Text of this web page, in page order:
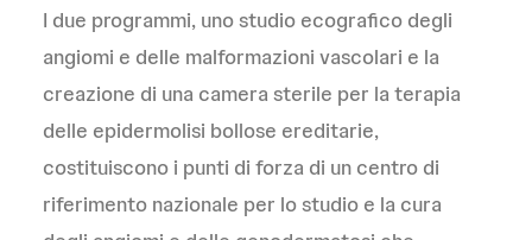
I due programmi, uno studio ecografico degli
angiomi e delle malformazioni vascolari e la
creazione di una camera sterile per la terapia
delle epidermolisi bollose ereditarie,
costituiscono i punti di forza di un centro di
riferimento nazionale per lo studio e la cura